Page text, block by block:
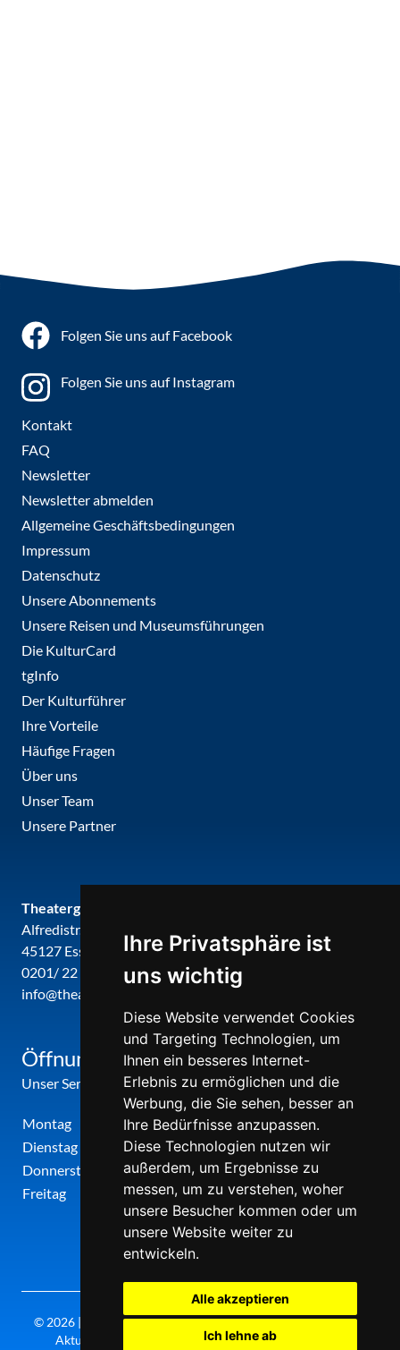
Ihre Privatsphäre ist
uns wichtig
Diese Website verwendet Cookies
und Targeting Technologien, um
Ihnen ein besseres Internet-
Erlebnis zu ermöglichen und die
Werbung, die Sie sehen, besser an
Ihre Bedürfnisse anzupassen.
Diese Technologien nutzen wir
außerdem, um Ergebnisse zu
messen, um zu verstehen, woher
unsere Besucher kommen oder um
unsere Website weiter zu
entwickeln.
Alle akzeptieren
Ich lehne ab
Folgen Sie uns auf Facebook
Folgen Sie uns auf Instagram
Kontakt
FAQ
Newsletter
Newsletter abmelden
Allgemeine Geschäftsbedingungen
Impressum
Datenschutz
Unsere Abonnements
Unsere Reisen und Museumsführungen
Die KulturCard
tgInfo
Der Kulturführer
Ihre Vorteile
Häufige Fragen
Über uns
Unser Team
Unsere Partner
Theatergemeinde metropole ruhr
Alfredistr. 32
45127 Essen
0201/ 22 22 29
info@theatergemeinde-metropole-ruhr.de
Öffnungszeiten
Unser Service-Center ist zu folgenden Zeiten geöffnet
Montag
12:00 Uhr - 17:00 Uhr
Dienstag
09:00 Uhr - 12:00 Uhr
Donnerstag
09:00 Uhr - 12:00 Uhr
Freitag
09:00 Uhr - 12:00 Uhr
© 2026 | Theatergemeinde metropole ruhr | 2026/27 | Letzte
Aktualisierung: Samstag, 08. August 2026, 20:30 Uhr